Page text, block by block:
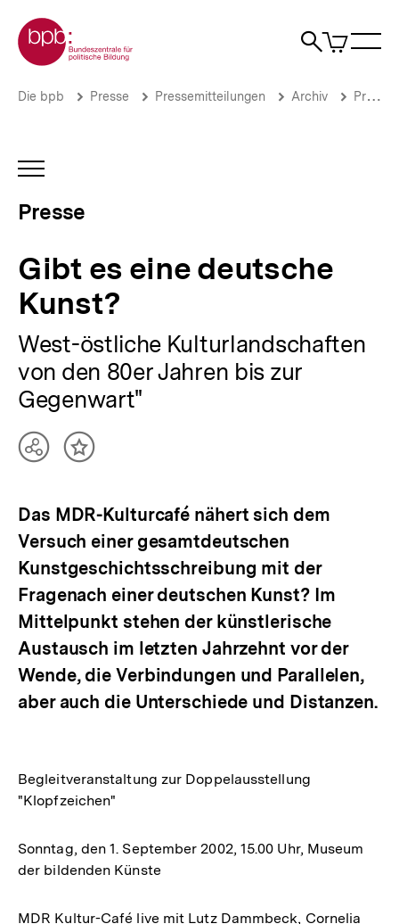
zum
Seiteninhalt
springen
Zur Startseite der bpb
Suche
Artikel
im
Gibt
Kunst?
Brotkrümelnavigation
Pfadnavigation
Die bpb Presse Pressemitteilungen Archiv Pressemitteilungen 2002
INHALTSNAVIGATION
Presse
Gibt es eine deutsche
Kunst?
West-östliche Kulturlandschaften
von den 80er Jahren bis zur
Gegenwart"
TeilenInhalt
Das MDR-Kulturcafé nähert sich dem
Versuch einer gesamtdeutschen
Kunstgeschichtsschreibung mit der
Fragenach einer deutschen Kunst? Im
Mittelpunkt stehen der künstlerische
Austausch im letzten Jahrzehnt vor der
Wende, die Verbindungen und Parallelen,
aber auch die Unterschiede und Distanzen.
Begleitveranstaltung zur Doppelausstellung
"Klopfzeichen"
Sonntag, den 1. September 2002, 15.00 Uhr, Museum
der bildenden Künste
MDR Kultur-Café live mit Lutz Dammbeck, Cornelia